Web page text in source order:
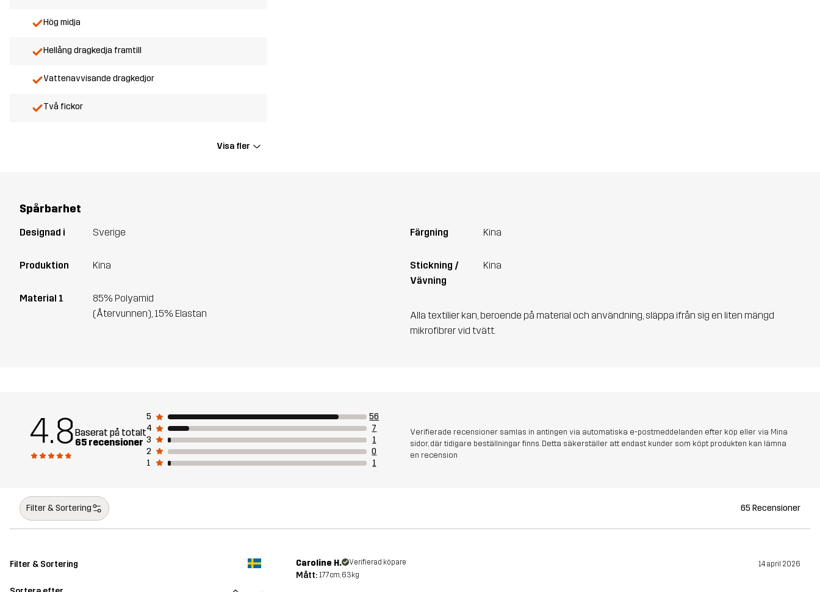
Hög midja
Hellång dragkedja framtill
Vattenavvisande dragkedjor
Två fickor
Visa fler
Spårbarhet
Designad i Sverige
Produktion Kina
Material 1
85% Polyamid
(Återvunnen), 15% Elastan
Färgning Kina
Stickning /
Vävning
Kina
Alla textilier kan, beroende på material och användning, släppa ifrån sig en liten mängd
mikrofibrer vid tvätt.
4.8Baserat på totalt
65 recensioner
5
56
4
7
3
1
2
0
1
1
Verifierade recensioner samlas in antingen via automatiska e-postmeddelanden efter köp eller via Mina
sidor, där tidigare beställningar finns. Detta säkerställer att endast kunder som köpt produkten kan lämna
en recension
Filter & Sortering 65 Recensioner
Filter & Sortering Caroline H. Verifierad köpare 14 april 2026
Mått: 177cm, 63kg